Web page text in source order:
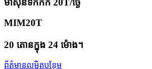
ម៉ាស៊ីនទឹកកក 20T/ថ្ងៃ
MIM20T
20 តោនក្នុង 24 ម៉ោង។
ព័ត៌មានលម្អិតបន្ថែម